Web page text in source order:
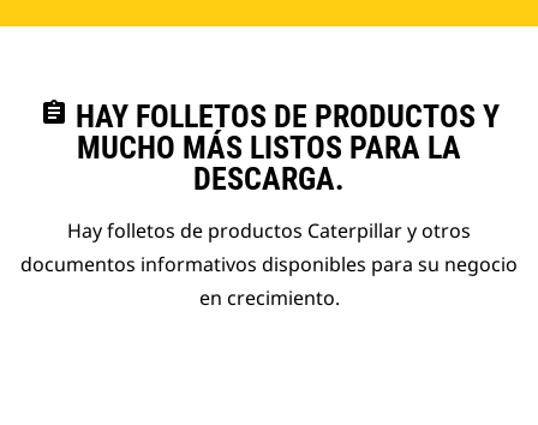
assignment HAY FOLLETOS DE PRODUCTOS Y
MUCHO MÁS LISTOS PARA LA
DESCARGA.
Hay folletos de productos Caterpillar y otros
documentos informativos disponibles para su negocio
en crecimiento.